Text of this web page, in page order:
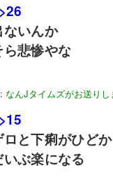
ないんか
ら悲惨やな
なんJタイムズがお送りし
ロと下痢がひど
いぶ楽になる